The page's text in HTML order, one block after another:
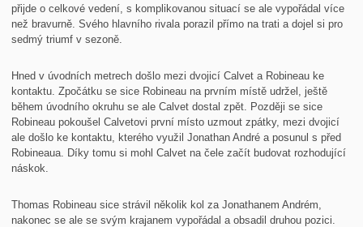
přijde o celkové vedení, s komplikovanou situací se ale vypořádal více
než bravurně. Svého hlavního rivala porazil přímo na trati a dojel si pro
sedmý triumf v sezoně.
Hned v úvodních metrech došlo mezi dvojicí Calvet a Robineau ke
kontaktu. Zpočátku se sice Robineau na prvním místě udržel, ještě
během úvodního okruhu se ale Calvet dostal zpět. Později se sice
Robineau pokoušel Calvetovi první místo uzmout zpátky, mezi dvojicí
ale došlo ke kontaktu, kterého využil Jonathan André a posunul s před
Robineaua. Díky tomu si mohl Calvet na čele začít budovat rozhodující
náskok.
Thomas Robineau sice strávil několik kol za Jonathanem Andrém,
nakonec se ale se svým krajanem vypořádal a obsadil druhou pozici.